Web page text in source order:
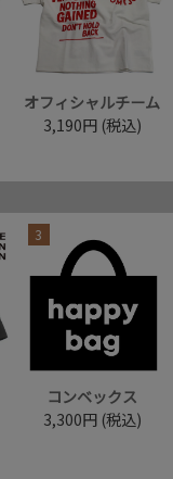
オフィシャルチーム
3,190円 (税込)
3
コンベックス
3,300円 (税込)